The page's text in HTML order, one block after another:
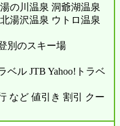
の川温泉 洞爺湖温泉
湯沢温泉 ウトロ温泉
別のスキー場
ベル JTB Yahoo!トラベ
など 値引き 割引 クー